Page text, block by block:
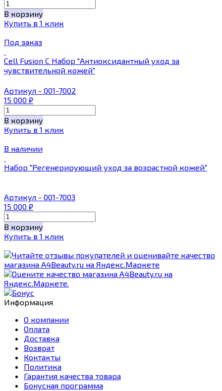
В корзину
Купить в 1 клик
Под заказ
Cell Fusion C Набор "Антиоксидантный уход за
чувствительной кожей"
Артикул - 001-7002
15 000 ₽
В корзину
Купить в 1 клик
В наличии
Набор "Регенерирующий уход за возрастной кожей"
Артикул - 001-7003
15 000 ₽
В корзину
Купить в 1 клик
Информация
О компании
Оплата
Доставка
Возврат
Контакты
Политика
Гарантия качества товара
Бонусная программа